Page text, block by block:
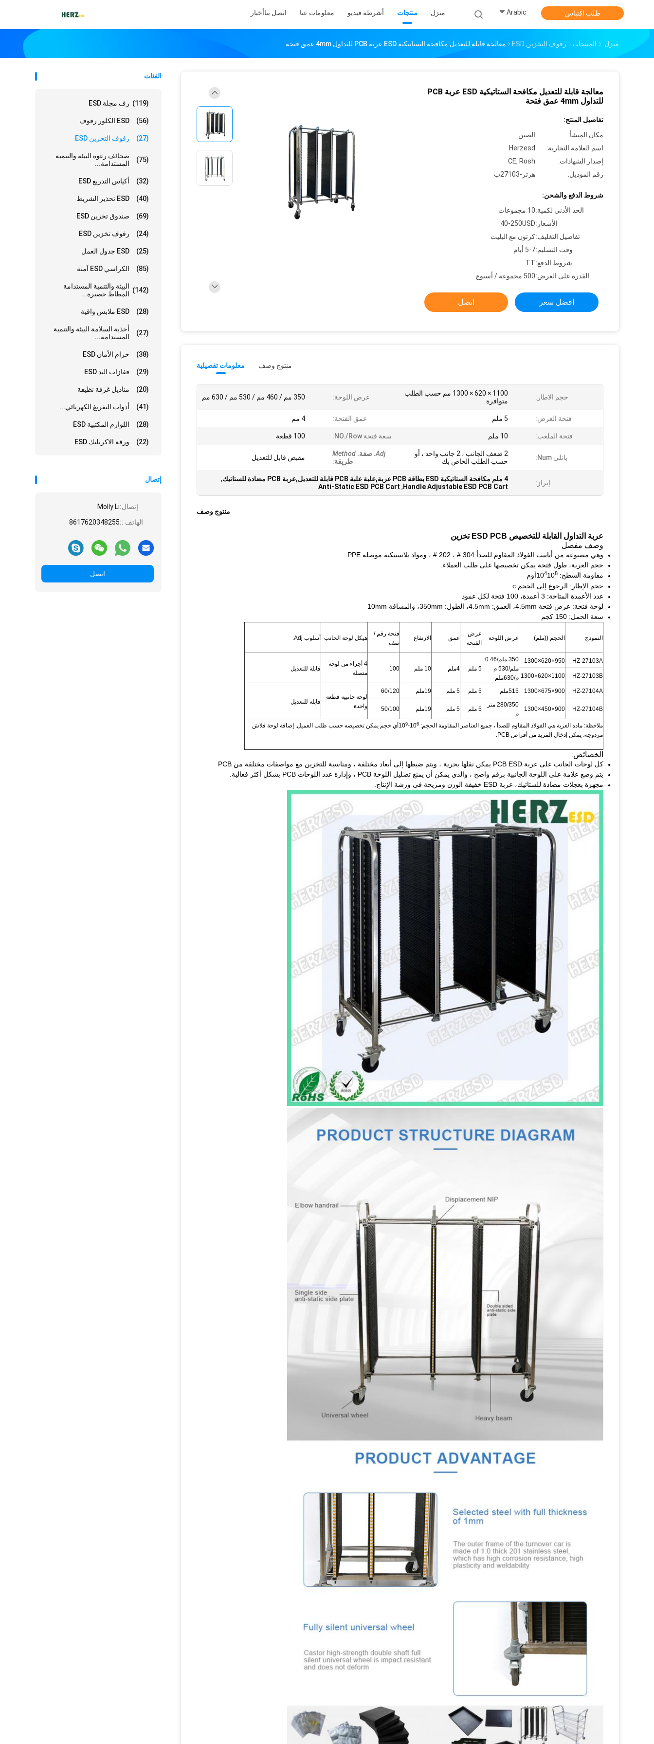
منزل منتجات أشرطة فيديو معلومات عنا اتصل بناأخبار Arabic طلب اقتباس
منزل المنتجات رفوف التخزين ESD معالجة قابلة للتعديل مكافحة الستاتيكية ESD عربة PCB للتداول 4mm عمق فتحة
الفئات
رف مجلة ESD (119)
ESD الكلور رفوف (56)
رفوف التخزين ESD (27)
صحائف رغوة البيئة والتنمية
المستدامة...
(75)
أكياس التدريع ESD (32)
ESD تحذير الشريط (40)
صندوق تخزين ESD (69)
رفوف تخزين ESD (24)
ESD جدول العمل (25)
الكراسي ESD آمنة (85)
البيئة والتنمية المستدامة
المطاط حصيرة...
(142)
ESD ملابس واقية (28)
أحذية السلامة البيئة والتنمية
المستدامة...
(27)
حزام الأمان ESD (38)
قفازات اليد ESD (29)
مناديل غرفة نظيفة (20)
أدوات التفريغ الكهربائي... (41)
اللوازم المكتبية ESD (28)
ورقة الاكريليك ESD (22)
إتصال
إتصال:Molly Li
الهاتف ::8617620348255
اتصل
معالجة قابلة للتعديل مكافحة الستاتيكية ESD عربة PCB
للتداول 4mm عمق فتحة
تفاصيل المنتج:
مكان المنشأ:
الصين
اسم العلامة التجارية:
Herzesd
إصدار الشهادات:
CE, Rosh
رقم الموديل:
هرتز-27103ب
شروط الدفع والشحن:
الحد الأدنى لكمية:10 مجموعات
الأسعار:40-250USD
تفاصيل التغليف:كرتون مع البليت
وقت التسليم:5-7 أيام
شروط الدفع:TT
القدرة على العرض:500 مجموعة / أسبوع
افضل سعر اتصل
معلومات تفصيلية منتوج وصف
حجم الاطار:
1100 × 620 × 1300 مم حسب الطلب
متوافرة
عرض اللوحة: 350 مم / 460 مم / 530 مم / 630 مم
فتحة العرض: 5 ملم عمق الفتحة: 4 مم
فتحة الملعب: 10 ملم سعة فتحة NO./row: 100 قطعة
بانلي Num:
2 ضعف الجانب ، 2 جانب واحد ، أو
حسب الطلب الخاص بك
Adj. صفة. Method
طريقة: مقبض قابل للتعديل
إبراز: 4 ملم مكافحة الستاتيكية ESD بطاقة PCB عربة,علبة علبة PCB قابلة للتعديل,عربة PCB مضادة للستاتيك
,
Handle Adjustable ESD PCB Cart
,
Anti-Static ESD PCB Cart
منتوج وصف
عربة التداول القابلة للتخصيص ESD PCB تخزين
وصف مفصل
وهي مصنوعة من أنابيب الفولاذ المقاوم للصدأ 304 # ، 202 # ، ومواد بلاستيكية موصلة PPE.
حجم العربة، طول فتحة يمكن تخصيصها على طلب العملاء.
مقاومة السطح: 10
4108
أوم
حجم الإطار: الرجوع إلى الحجم c
عدد الأعمدة المتاحة: 3 أعمدة، 100 فتحة لكل عمود
لوحة فتحة: عرض فتحة 4.5mm، العمق: 4.5mm، الطول: 350mm، والمسافة 10mm
سعة الحمل: 150 كجم
النموذج الحجم ((ملم) عرض اللوحة
عرض
الفتحة
عمق الارتفاع
فتحة رقم /
صف
هيكل لوحة الجانب أسلوب Adj.
HZ-27103A
950×620×1300
350 ملم/46 0
ملم/530 م
م/630ملم
5 ملم 4ملم 10 ملم 100
4 أجزاء من لوحة
متصلة
قابلة للتعديل
HZ-27103B
1100×620×1300
HZ-27104A
900×675×1300 515ملم 5 ملم 5 ملم 19ملم
60/120
لوحة جانبية قطعة
واحدة
قابلة للتعديل
HZ-27104B
900×450×1300
280/350 متر
م
5 ملم 5 ملم 19ملم 50/100
ملاحظة: مادة العربة هي الفولاذ المقاوم للصدأ ، جميع العناصر المقاومة الحجم: 10 6
-10
9
أي حجم يمكن تخصيصه حسب طلب العميل. إضافة لوحة فلاش
مزدوجة، يمكن إدخال المزيد من أقراص PCB.
الخصائص:
كل لوحات الجانب على عربة PCB ESD يمكن نقلها بحرية ، ويتم ضبطها إلى أبعاد مختلفة ، ومناسبة للتخزين مع مواصفات مختلفة من PCB
يتم وضع علامة على اللوحة الجانبية برقم واضح ، والذي يمكن أن يمنع تضليل اللوحة PCB ، وإدارة عدد اللوحات PCB بشكل أكثر فعالية.
مجهزة بعجلات مضادة للستاتيك، عربة ESD خفيفة الوزن ومريحة في ورشة الإنتاج.